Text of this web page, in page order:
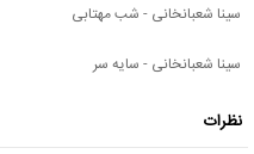
سینا شعبانخانی - شب مهتابی
سینا شعبانخانی - سایه سر
نظرات